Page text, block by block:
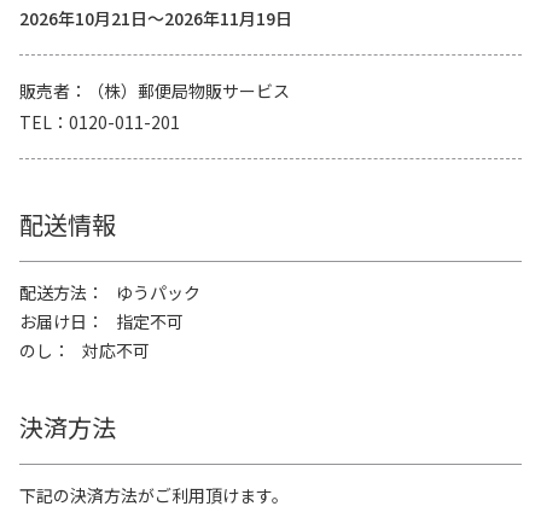
2026年10月21日～2026年11月19日
販売者
（株）郵便局物販サービス
TEL
0120-011-201
配送情報
配送方法
ゆうパック
お届け日
指定不可
のし
対応不可
決済方法
下記の決済方法がご利用頂けます。